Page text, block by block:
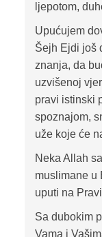
ljepotom,
Upućujem
Šejh Ejdi još
znanja, da
uzvišenoj
pravi istinski
spoznajom,
uže koje će
Neka Allah
muslimane u
uputi na
Sa dubokim
Vama i